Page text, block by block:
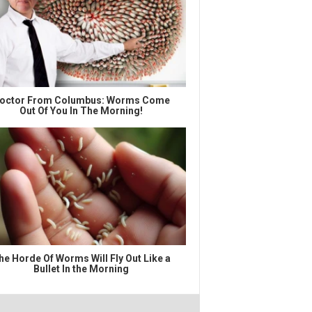
From Columbus: Worms Come
Out Of You In The Morning!
Horde Of Worms Will Fly Out Like a
Bullet In the Morning